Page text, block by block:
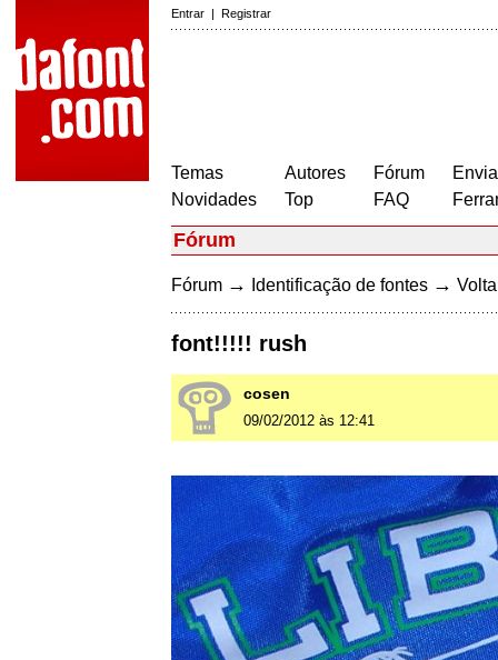
Entrar | Registrar
Temas
Novidades
Autores
Top
Fórum
FAQ
Fórum
Fórum → Identificação de fontes →
font!!!!! rush
cosen
09/02/2012 às 12:41